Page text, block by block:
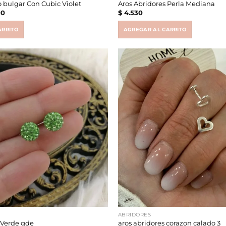
bulgar Con Cubic Violet
Current
$ 19.900.
Aros Abridores Perla Mediana
$4.530
AGREGAR AL CARRITO
gde
ABRIDORES
aros abridores corazon calado 3